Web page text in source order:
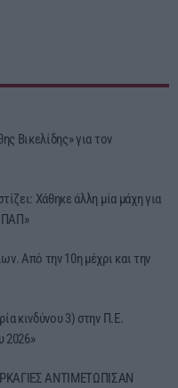
Βικελίδης» για τον
Χάθηκε άλλη μία μάχη για
ΠΑΠ»
Από την 10η μέχρι και την
κινδύνου 3) στην Π.Ε.
2026»
ΑΝΤΙΜΕΤΩΠΙΣΑΝ